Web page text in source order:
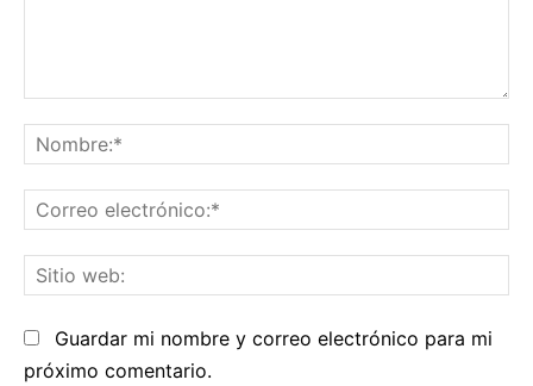
Guardar mi nombre y correo electrónico para mi
próximo comentario.